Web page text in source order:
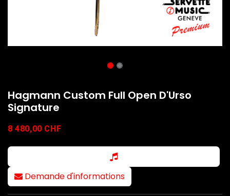
Hagmann Custom Full Open D'Urso
Signature
8 480,00 CHF
Demande d'informations